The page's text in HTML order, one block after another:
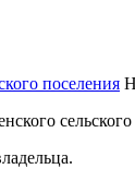
поселения